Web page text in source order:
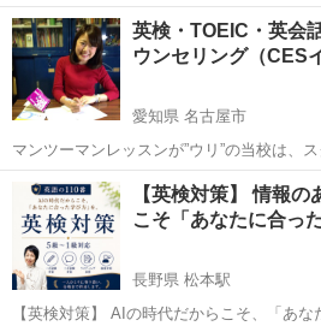
試において英検の重要性が高まっています
で英検のスコアが加点もしくは、みなし得
からです。場合によっては出願資...
大阪 堺市 堺駅 英検 料
英検・TOEIC・英会
ウンセリング（CES
愛知県 名古屋市
マンツーマンレッスンが”ウリ”の当校は、
ございます。 初心者から上級者までコンサルテーションを含め行いま
すので、先々の勉強法などもお伝えできま
標をお伺いし、それに向け...
愛知 名古屋市 英検
【英検対策】 情報のあふれるAIの時代だから
こそ「あなたに合っ
長野県 松本駅
【英検対策】 AIの時代だからこそ、「あなたに合った学び方」が合格